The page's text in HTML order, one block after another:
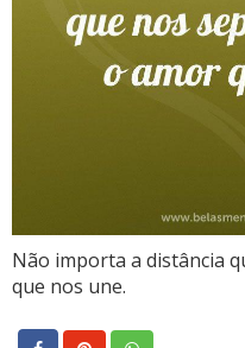
Não importa a distância
que nos une.